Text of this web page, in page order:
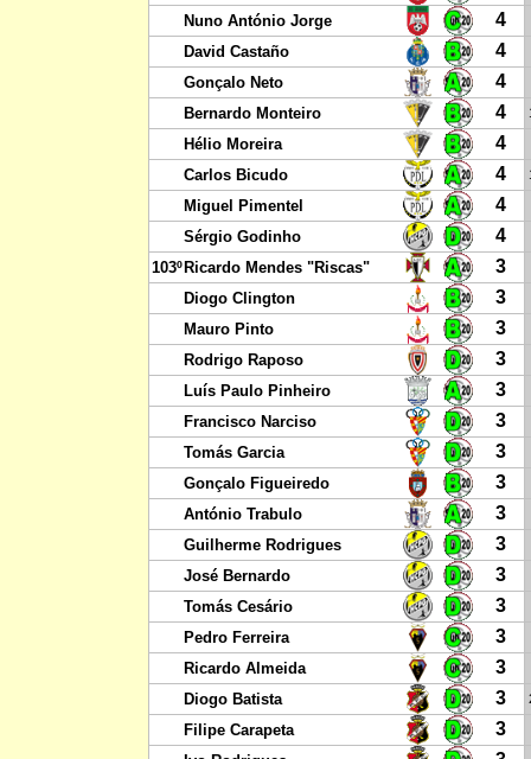
Nuno António Jorge 4
David Castaño 4
Gonçalo Neto 4
Bernardo Monteiro 4
Hélio Moreira 4
Carlos Bicudo 4
Miguel Pimentel 4
Sérgio Godinho 4
103º Ricardo Mendes "Riscas" 3
Diogo Clington 3
Mauro Pinto 3
Rodrigo Raposo 3
Luís Paulo Pinheiro 3
Francisco Narciso 3
Tomás Garcia 3
Gonçalo Figueiredo 3
António Trabulo 3
Guilherme Rodrigues 3
José Bernardo 3
Tomás Cesário 3
Pedro Ferreira 3
Ricardo Almeida 3
Diogo Batista 3
Filipe Carapeta 3